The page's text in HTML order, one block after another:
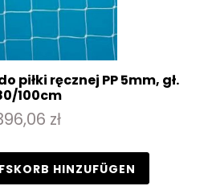
piłki ręcznej PP 5mm, gł.
100cm
zł
HINZUFÜGEN